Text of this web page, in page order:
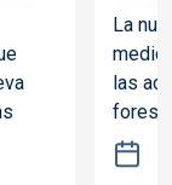
La
las